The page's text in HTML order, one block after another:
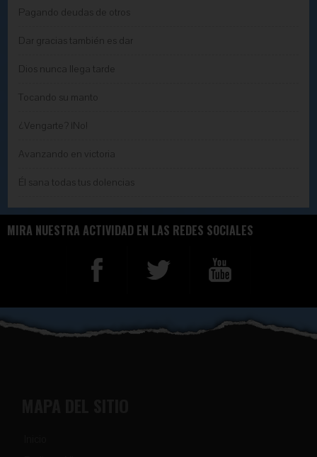
Pagando deudas de otros
Dar gracias también es dar
Dios nunca llega tarde
Tocando su manto
¿Vengarte? ¡No!
Avanzando en victoria
Él sana todas tus dolencias
MIRA NUESTRA ACTIVIDAD EN LAS REDES SOCIALES